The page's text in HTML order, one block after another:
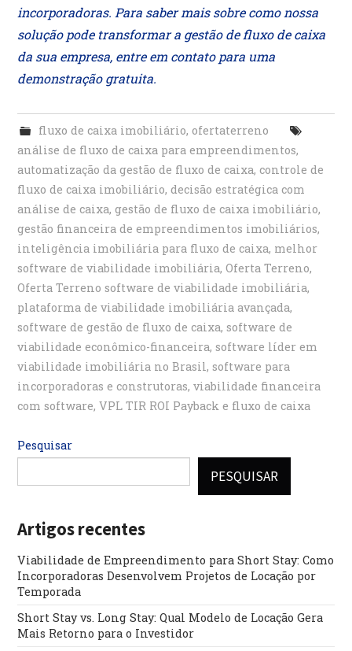
incorporadoras. Para saber mais sobre como nossa
solução pode transformar a gestão de fluxo de caixa
da sua empresa, entre em contato para uma
demonstração gratuita.
fluxo de caixa imobiliário, ofertaterreno
análise de fluxo de caixa para empreendimentos,
automatização da gestão de fluxo de caixa,controle de
fluxo de caixa imobiliário,decisão estratégica com
análise de caixa,gestão de fluxo de caixa imobiliário,
gestão financeira de empreendimentos imobiliários,
inteligência imobiliária para fluxo de caixa, melhor
software de viabilidade imobiliária,Oferta Terreno,
Oferta Terreno software de viabilidade imobiliária,
plataforma de viabilidade imobiliária avançada,
software de gestão de fluxo de caixa,software de
viabilidade econômico-financeira,software líder em
viabilidade imobiliária no Brasil,software para
incorporadoras e construtoras,viabilidade financeira
com software,VPL TIR ROI Payback e fluxo de caixa
Pesquisar
PESQUISAR
Artigos recentes
Viabilidade de Empreendimento para Short Stay: Como
Incorporadoras Desenvolvem Projetos de Locação por
Temporada
Short Stay vs. Long Stay: Qual Modelo de Locação Gera
Mais Retorno para o Investidor